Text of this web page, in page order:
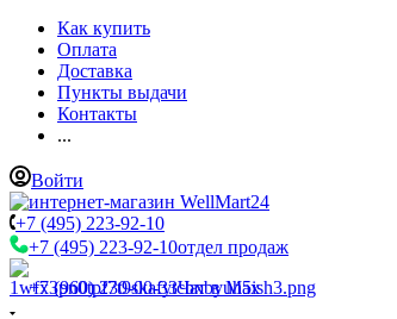
Как купить
Оплата
Доставка
Пункты выдачи
Контакты
...
Войти
+7 (495) 223-92-10
+7 (495) 223-92-10отдел продаж
+7 (960) 230-00-33Чат в Max